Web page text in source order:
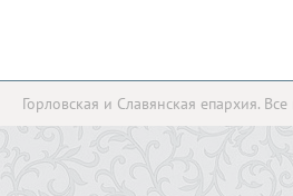
Горловская и Славянская епархия.